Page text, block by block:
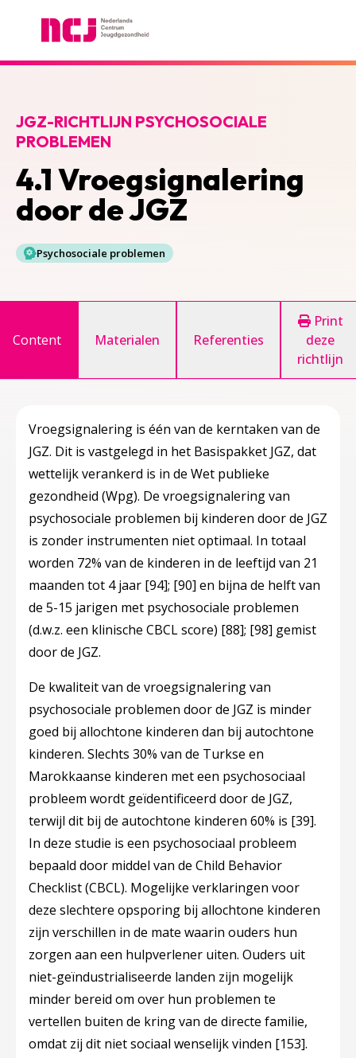
4.1 Vroegsignalering
door de JGZ
JGZ-RICHTLIJN PSYCHOSOCIALE
PROBLEMEN
Psychosociale problemen
Content Materialen Referenties
Print
deze
richtlijn
Vroegsignalering is één van de kerntaken van de
JGZ. Dit is vastgelegd in het Basispakket JGZ, dat
wettelijk verankerd is in de Wet publieke
gezondheid (Wpg). De vroegsignalering van
psychosociale problemen bij kinderen door de JGZ
is zonder instrumenten niet optimaal. In totaal
worden 72% van de kinderen in de leeftijd van 21
maanden tot 4 jaar [94]; [90] en bijna de helft van
de 5-15 jarigen met psychosociale problemen
(d.w.z. een klinische CBCL score) [88]; [98] gemist
door de JGZ.
De kwaliteit van de vroegsignalering van
psychosociale problemen door de JGZ is minder
goed bij allochtone kinderen dan bij autochtone
kinderen. Slechts 30% van de Turkse en
Marokkaanse kinderen met een psychosociaal
probleem wordt geïdentificeerd door de JGZ,
terwijl dit bij de autochtone kinderen 60% is [39].
In deze studie is een psychosociaal probleem
bepaald door middel van de Child Behavior
Checklist (CBCL). Mogelijke verklaringen voor
deze slechtere opsporing bij allochtone kinderen
zijn verschillen in de mate waarin ouders hun
zorgen aan een hulpverlener uiten. Ouders uit
niet-geïndustrialiseerde landen zijn mogelijk
minder bereid om over hun problemen te
vertellen buiten de kring van de directe familie,
omdat zij dit niet sociaal wenselijk vinden [153].